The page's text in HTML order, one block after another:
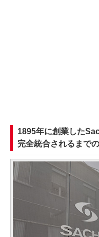
1895年に創業した
完全統合されるまで